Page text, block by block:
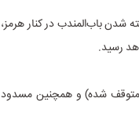
شدن باب‌المندب در کنار هرمز،
متوقف شده) و همچنین مسدود